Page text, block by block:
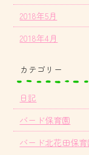
2018年5月
2018年4月
カテゴリー
日記
バード保育園
バード北花田保育